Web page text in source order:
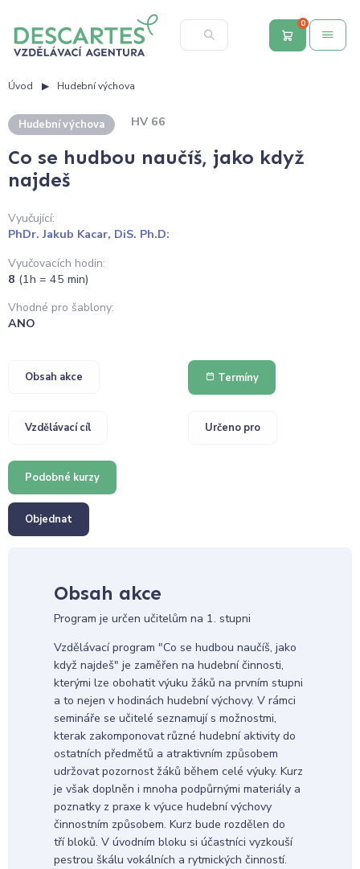
0
Úvod Hudební výchova
Hudební výchova HV 66
Co se hudbou naučíš, jako když
najdeš
Vyučující:
PhDr. Jakub Kacar, DiS. Ph.D:
Vyučovacích hodin:
8 (1h = 45 min)
Vhodné pro šablony:
ANO
Obsah akce Termíny
Vzdělávací cíl Určeno pro
Podobné kurzy
Objednat
Obsah akce
Program je určen učitelům na 1. stupni
Vzdělávací program "Co se hudbou naučíš, jako
když najdeš" je zaměřen na hudební činnosti,
kterými lze obohatit výuku žáků na prvním stupni
a to nejen v hodinách hudební výchovy. V rámci
semináře se učitelé seznamují s možnostmi,
kterak zakomponovat různé hudební aktivity do
ostatních předmětů a atraktivním způsobem
udržovat pozornost žáků během celé výuky. Kurz
je však doplněn i mnoha podpůrnými materiály a
poznatky z praxe k výuce hudební výchovy
činnostním způsobem. Kurz bude rozdělen do
tří bloků. V úvodním bloku si účastníci vyzkouší
pestrou škálu vokálních a rytmických činností.